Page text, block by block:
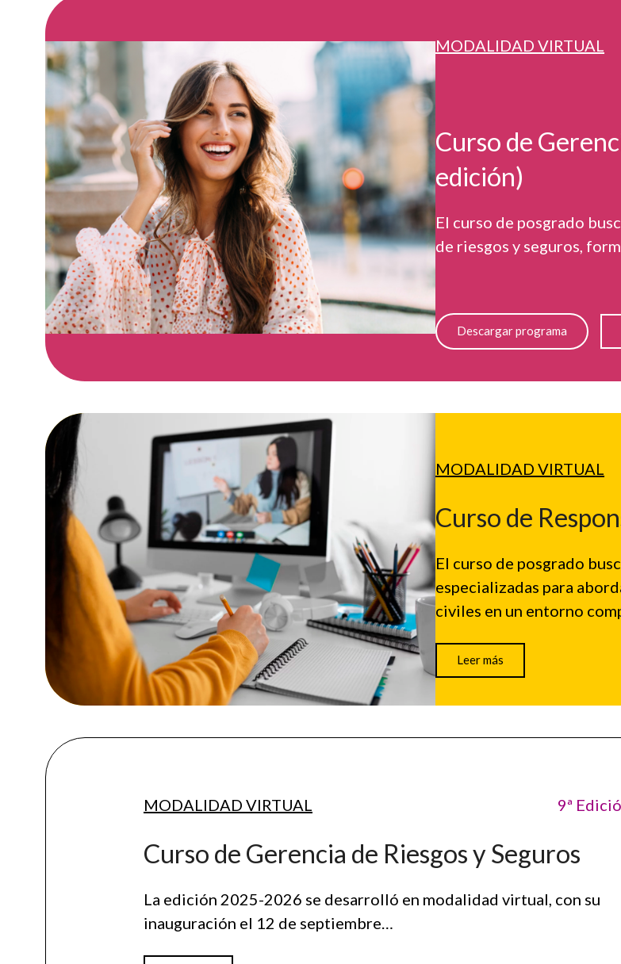
MODALIDADVIRTUAL
Curso de
edición)
El curso de posgrado
de riesgos y seguros,
Descargar programa
MODALIDADVIRTUAL
Curso de
El curso de posgrado
especializadas para
civiles en un entorno
Leer más
MODALIDAD VIRTUAL 9ª
Curso de Gerencia de Riesgos y Seguros
La edición 2025-2026 se desarrolló en modalidad virtual, con su
inauguración el 12 de septiembre…